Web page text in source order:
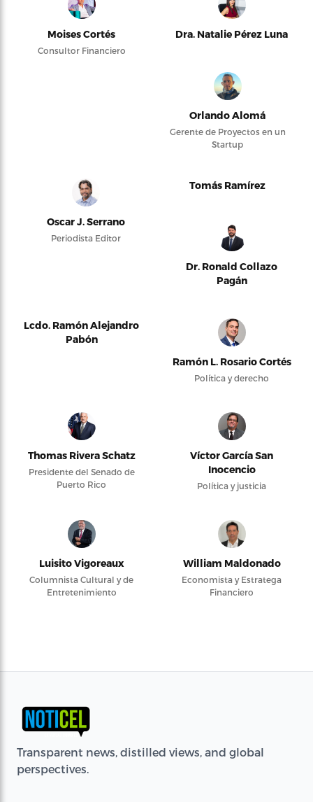
Moises Cortés
Consultor Financiero
Dra. Natalie Pérez Luna
Orlando Alomá
Gerente de Proyectos en un
Startup
Oscar J. Serrano
Periodista Editor
Tomás Ramírez
Dr. Ronald Collazo
Pagán
Lcdo. Ramón Alejandro
Pabón
Ramón L. Rosario Cortés
Política y derecho
Thomas Rivera Schatz
Presidente del Senado de
Puerto Rico
Víctor García San
Inocencio
Política y justicia
Luisito Vigoreaux
Columnista Cultural y de
Entretenimiento
William Maldonado
Economista y Estratega
Financiero
Transparent news, distilled views, and global
perspectives.